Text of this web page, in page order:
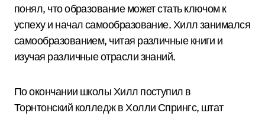
понял, что образование может стать ключом к
успеху и начал самообразование. Хилл занимался
самообразованием, читая различные книги и
изучая различные отрасли знаний.
По окончании школы Хилл поступил в
Торнтонский колледж в Холли Спрингс, штат